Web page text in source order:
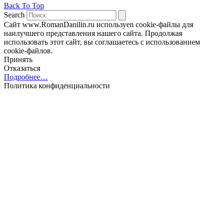
Back To Top
Search
Сайт www.RomanDanilin.ru используеn cookie-файлы для
наилучшего представления нашего сайта. Продолжая
использовать этот сайт, вы соглашаетесь с использованием
cookie-файлов.
Принять
Отказаться
Подробнее…
Политика конфиденциальности